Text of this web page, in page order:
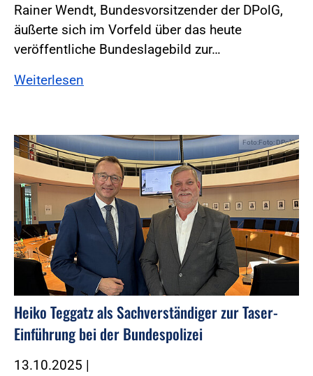
Rainer Wendt, Bundesvorsitzender der DPolG,
äußerte sich im Vorfeld über das heute
veröffentliche Bundeslagebild zur…
Weiterlesen
Foto:Foto: DPolG
Heiko Teggatz als Sachverständiger zur Taser-
Einführung bei der Bundespolizei
13.10.2025 |